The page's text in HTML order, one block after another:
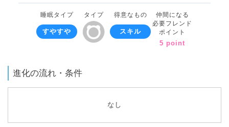
睡眠タイプ
すやすや
タイプ 得意なもの
スキル
仲間になる
必要フレンド
ポイント
5 point
進化の流れ・条件
なし